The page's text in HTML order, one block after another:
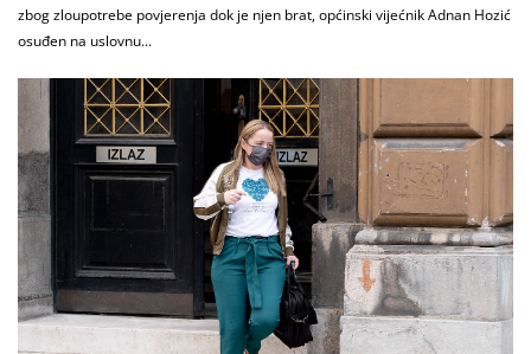
zbog zloupotrebe povjerenja dok je njen brat, općinski vijećnik Adnan Hozić
osuđen na uslovnu...